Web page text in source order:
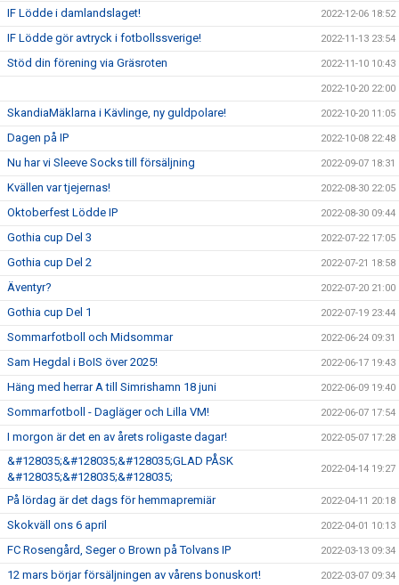
IF Lödde i damlandslaget! 2022-12-06 18:52
IF Lödde gör avtryck i fotbollssverige! 2022-11-13 23:54
Stöd din förening via Gräsroten 2022-11-10 10:43
2022-10-20 22:00
SkandiaMäklarna i Kävlinge, ny guldpolare! 2022-10-20 11:05
Dagen på IP 2022-10-08 22:48
Nu har vi Sleeve Socks till försäljning 2022-09-07 18:31
Kvällen var tjejernas! 2022-08-30 22:05
Oktoberfest Lödde IP 2022-08-30 09:44
Gothia cup Del 3 2022-07-22 17:05
Gothia cup Del 2 2022-07-21 18:58
Äventyr? 2022-07-20 21:00
Gothia cup Del 1 2022-07-19 23:44
Sommarfotboll och Midsommar 2022-06-24 09:31
Sam Hegdal i BoIS över 2025! 2022-06-17 19:43
Häng med herrar A till Simrishamn 18 juni 2022-06-09 19:40
Sommarfotboll - Dagläger och Lilla VM! 2022-06-07 17:54
I morgon är det en av årets roligaste dagar! 2022-05-07 17:28
&#128035;&#128035;&#128035;GLAD PÅSK
&#128035;&#128035;&#128035;
2022-04-14 19:27
På lördag är det dags för hemmapremiär 2022-04-11 20:18
Skokväll ons 6 april 2022-04-01 10:13
FC Rosengård, Seger o Brown på Tolvans IP 2022-03-13 09:34
12 mars börjar försäljningen av vårens bonuskort! 2022-03-07 09:34